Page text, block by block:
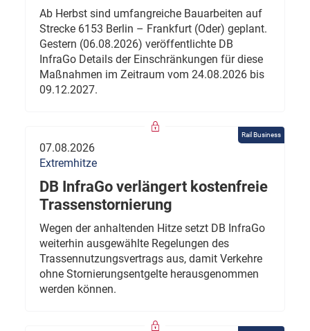
Ab Herbst sind umfangreiche Bauarbeiten auf
Strecke 6153 Berlin – Frankfurt (Oder) geplant.
Gestern (06.08.2026) veröffentlichte DB
InfraGo Details der Einschränkungen für diese
Maßnahmen im Zeitraum vom 24.08.2026 bis
09.12.2027.
Rail Business
07.08.2026
Extremhitze
DB InfraGo verlängert kostenfreie
Trassenstornierung
Wegen der anhaltenden Hitze setzt DB InfraGo
weiterhin ausgewählte Regelungen des
Trassennutzungsvertrags aus, damit Verkehre
ohne Stornierungsentgelte herausgenommen
werden können.